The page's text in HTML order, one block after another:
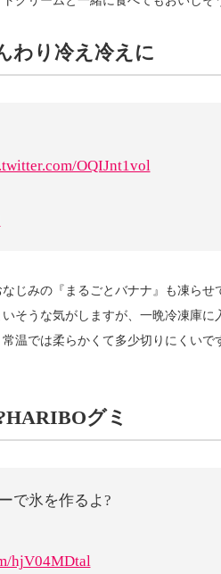
わり冷え冷えに
OQIJnt1vol
じみの『まるごとバナナ』も凍らせ
そうな気がしますが、一晩冷凍庫に
温では柔らかくて多少切りにくいで
グミ
で氷を作るよ?
hjV04MDtal